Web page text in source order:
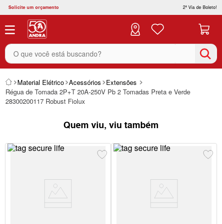
Solicite um orçamento 2ª Via de Boleto!
O que você está buscando?
Material Elétrico Acessórios
Extensões
Régua de Tomada 2P+T 20A-250V Pb 2 Tomadas Preta e Verde
28300200117 Robust Fiolux
Quem viu, viu também